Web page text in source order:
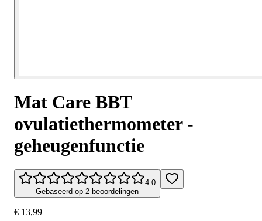
Mat Care BBT
ovulatiethermometer -
geheugenfunctie
4.0
Gebaseerd op 2 beoordelingen
€ 13,99